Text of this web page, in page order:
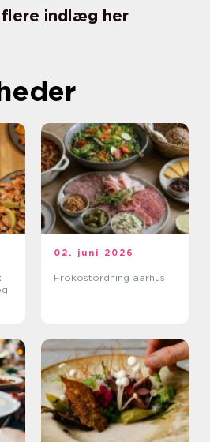
indlæg her
02. juni 2026
Frokostordning aarhus